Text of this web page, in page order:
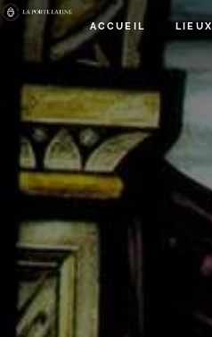
ACCUEIL LIEUX